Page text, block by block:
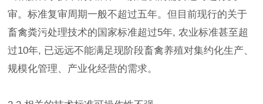
审。标准复审周期一般不超过五年。但目前现行的关于
畜禽粪污处理技术的国家标准超过5年, 农业标准甚至超
过10年, 已远远不能满足现阶段畜禽养殖对集约化生产、
规模化管理、产业化经营的需求。